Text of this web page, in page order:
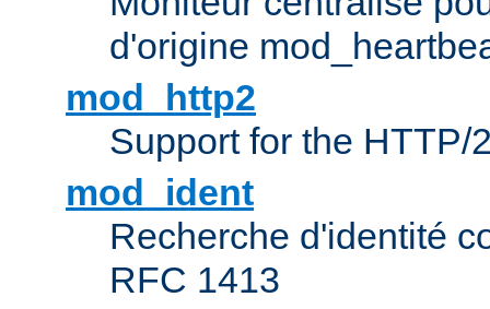
d'origine
mod_http2
Support for the HTTP/
mod_ident
Recherche d'identité
RFC 1413